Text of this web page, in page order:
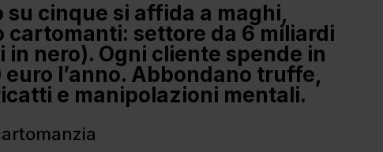
su cinque si affida a maghi,
cartomanti: settore da 6 miliardi
in nero). Ogni cliente spende in
euro l’anno. Abbondano truffe,
e manipolazioni mentali.